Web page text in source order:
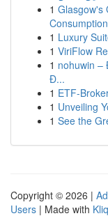
1 Glasgow's
Consumption
1 Luxury
1 ViriFlow
1 nohuwin –
Đ...
1 ETF-
1 Unveiling
1 See the
Copyright © 2026 |
Users | Made with